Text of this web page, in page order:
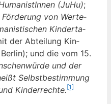
(JuHu);
För­de­rung von Wer­te­
Kin­der­ta­
der Abtei­lung Kin­
Ber­lin); und die vom 15.
und der
Selbst­be­stim­mung
Kin­der­rech­te.[1]